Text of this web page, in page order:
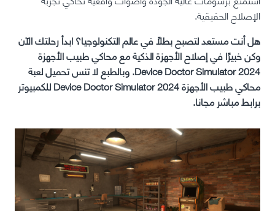
الإصلاح الحقيقية.
هل أنت مستعد لتصبح بطلًا في عالم التكنولوجيا؟ ابدأ رحلتك الآن
وكن خبيرًا في إصلاح الأجهزة الذكية مع محاكي طبيب الأجهزة
Device Doctor Simulator 2024. وبالطبع لا تنس تحميل لعبة
محاكي طبيب الأجهزة Device Doctor Simulator 2024 للكمبيوتر
برابط مباشر مجانا.